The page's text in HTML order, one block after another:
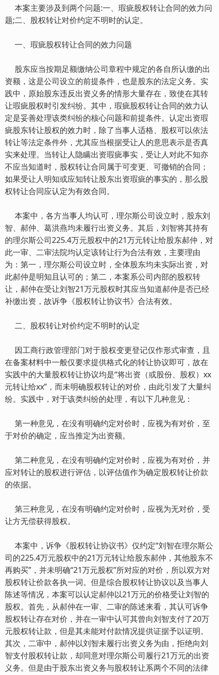
本案主要涉及到两个问题:一、瑕疵股权转让合同的效力问
题;二、股权转让对价约定不明时的认定。
一、瑕疵股权转让合同的效力问题
股东应当按期足额缴纳公司章程中规定的各自所认缴的出
资额，这是公司设立的前提条件，也是股东的法定义务。实
践中，原始股东违反出资义务的情形大量存在，致使在其转
让瑕疵股权时引发纠纷。其中，瑕疵股权转让合同的效力认
定是妥善处理该类纠纷的核心问题和前提条件。认定出资瑕
疵股东转让股权的效力时，除了当事人适格、股权可以依法
转让等法定条件外，尤其应当根据受让人的意思表示是否真
实来处理。当转让人隐瞒出资瑕疵事实，受让人对此不知亦
不应当知道时，股权转让合同属于可变更、可撤销的合同；
如果受让人明知或应知转让股东出资瑕疵的事实的，那么股
权转让合同应认定为有效合同。
本案中，各方当事人均认可，理尔斯公司设立时，股东刘
智、郝仲、葛洪燕均未履行出资义务。其后，刘智将其持有
的理尔斯公司225.4万元股权中的21万元转让给股东郝仲，对
此一审、二审法院均认定该转让行为合法有效，主要理由
为：第一，理尔斯公司设立时，全体股东均未实际出资，对
此郝仲是明知且认可的；第二，本案系公司内部的股权转
让，郝仲在受让刘智21万元股权时其应当知道郝仲是否已经
补缴出资，故诉争《股权转让协议书》合法有效。
二、股权转让对价约定不明时的认定
因工商行政管理部门对于股权变更登记仅作形式审查，且
在备案材料中一般仅要求提供格式化的转让协议即可，故在
实践中的大量股权转让协议均是“将出资（或股份、股权）xx
元转让给xx”，而未明确股权转让的对价，由此引发了大量纠
纷。实践中，对于该类纠纷的处理，有以下几种意见：
第一种意见，在没有明确约定对价时，应视为有对价，至
于对价的确定，应当推定为出资额。
第二种意见，在没有明确约定对价时，应视为有对价，并
应对转让的股权进行评估，以评估值作为确定股权转让价款
的依据。
第三种意见，在没有明确约定对价时，应视为无对价，受
让方无偿获得股权。
本案中，诉争《股权转让协议书》仅约定“刘智在理尔斯公
司的225.4万元股权中的21万元转让给股东郝仲，其他股东不
再购买”，并未明确“21万元股权”所对应的对价，所以双方对
股权转让价款各执一词。但是综合股权转让协议以及当事人
陈述等情况，本案可以认定郝仲以21万元的价格受让刘智的
股权。首先，从郝仲在一审、二审的陈述来看，其认可诉争
股权转让存在对价，并在一审中认可其曾向刘智支付了20万
元股权转让款，但是其未能对付款情况提供证据予以证明。
其次，二审中，郝仲以刘智未履行出资义务为由，拒绝向刘
智支付股权转让款，却同意对理尔斯公司履行21万元的出资
义务。但是由于股东出资义务与股权转让系两个不同的法律